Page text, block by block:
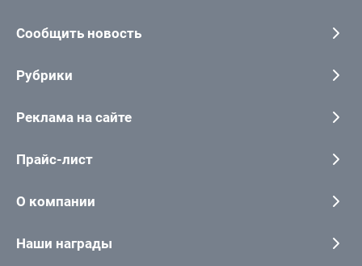
Сообщить новость
Рубрики
Реклама на сайте
Прайс-лист
О компании
Наши награды